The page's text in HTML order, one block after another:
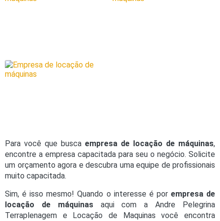
Para você que busca empresa de locação de máquinas,
encontre a empresa capacitada para seu o negócio. Solicite
um orçamento agora e descubra uma equipe de profissionais
muito capacitada.
Sim, é isso mesmo! Quando o interesse é por empresa de
locação de máquinasaqui com a Andre Pelegrina
Terraplenagem e Locação de Maquinas você encontra